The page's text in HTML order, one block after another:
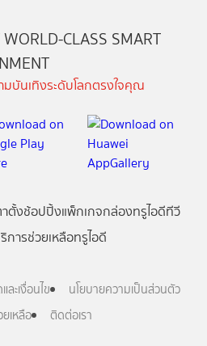
CLASS SMART
บันเทิงระดับโลกตรงใจคุณ
ตั้งช้อปปิ้งแพ็กเกจกล่องทรูไอดีทีวี
การช่วยเหลือทรูไอดี
ะเงื่อนไข
นโยบายความเป็นส่วนตัว
เหลือ
ติดต่อเรา